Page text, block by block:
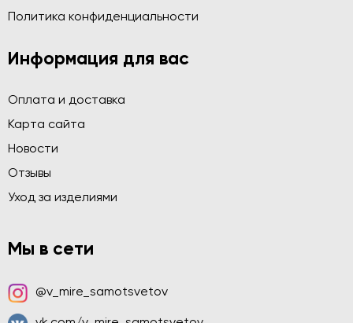
Политика конфиденциальности
Информация для вас
Оплата и доставка
Карта сайта
Новости
Отзывы
Уход за изделиями
Мы в сети
@v_mire_samotsvetov